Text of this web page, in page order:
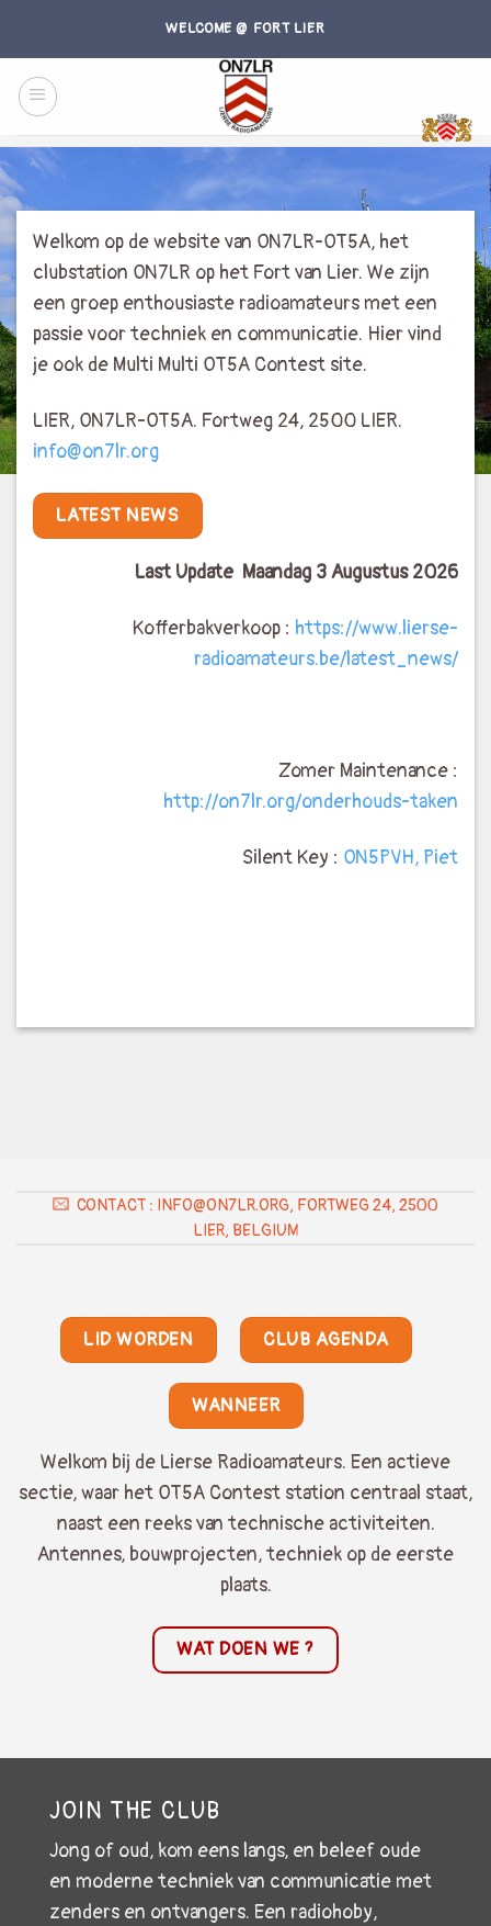
content
WELCOME @ FORT LIER
Welkom op de website van ON7LR-OT5A, het
clubstation ON7LR op het Fort van Lier. We zijn
een groep enthousiaste radioamateurs met een
passie voor techniek en communicatie. Hier vind
je ook de Multi Multi OT5A Contest site.
LIER, ON7LR-OT5A. Fortweg 24, 2500 LIER.
info@on7lr.org
LATEST NEWS
Last Update Maandag 3 Augustus 2026
Kofferbakverkoop : https://www.lierse-
radioamateurs.be/latest_news/
Zomer Maintenance :
http://on7lr.org/onderhouds-taken
Silent Key : ON5PVH, Piet
CONTACT : INFO@ON7LR.ORG, FORTWEG 24, 2500
LIER, BELGIUM
LID WORDEN CLUB AGENDA
WANNEER
Welkom bij de Lierse Radioamateurs. Een actieve
sectie, waar het OT5A Contest station centraal staat,
naast een reeks van technische activiteiten.
Antennes, bouwprojecten, techniek op de eerste
plaats.
WAT DOEN WE ?
JOIN THE CLUB
Jong of oud, kom eens langs, en beleef oude
en moderne techniek van communicatie met
zenders en ontvangers. Een radiohoby,